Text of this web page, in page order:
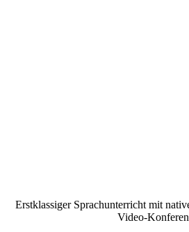
Erstklassiger Sprachunterricht mit
Video-